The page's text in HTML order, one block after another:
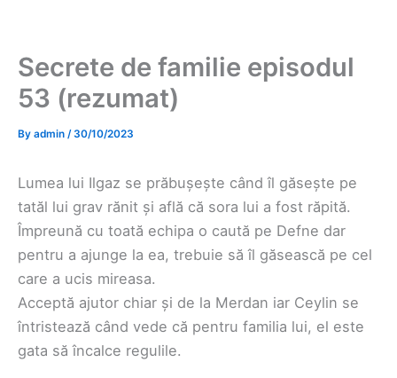
Secrete de familie episodul
53 (rezumat)
By admin /30/10/2023
Lumea lui Ilgaz se prăbușește când îl găsește pe
tatăl lui grav rănit și află că sora lui a fost răpită.
Împreună cu toată echipa o caută pe Defne dar
pentru a ajunge la ea, trebuie să îl găsească pe cel
care a ucis mireasa.
Acceptă ajutor chiar și de la Merdan iar Ceylin se
întristează când vede că pentru familia lui, el este
gata să încalce regulile.